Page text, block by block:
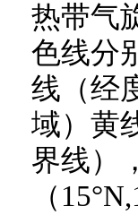
热带气
色线分
线（经
域）黄
界线）
（